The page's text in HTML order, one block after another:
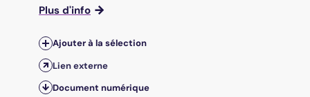
Plus d'info
Ajouter à la sélection
Lien externe
Document numérique